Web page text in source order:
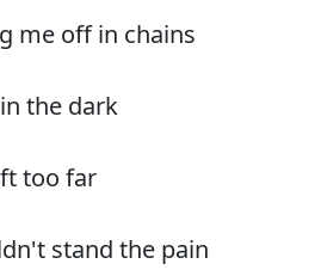
me off in chains
the dark
too far
stand the pain